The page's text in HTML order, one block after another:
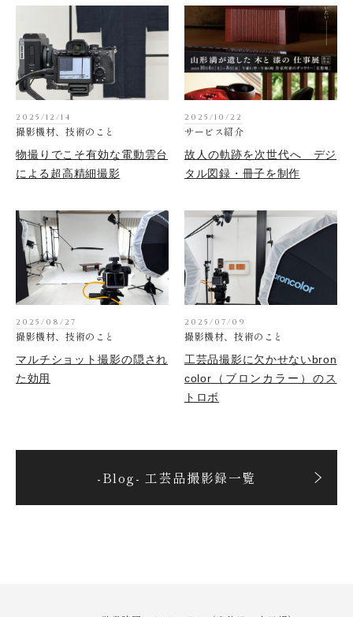
2025/12/14
撮影機材、技術のこと
物撮りでこそ有効な電動雲台
による超高精細撮影
2025/10/22
サービス紹介
故人の軌跡を次世代へ デジ
タル図録・冊子を制作
2025/08/27
撮影機材、技術のこと
マルチショット撮影の隠され
た効用
2025/07/09
撮影機材、技術のこと
工芸品撮影に欠かせないbron
color（ブロンカラー）のス
トロボ
-Blog- 工芸品撮影録一覧